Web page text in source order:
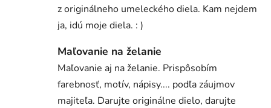
z originálneho umeleckého diela. Kam nejdem
ja, idú moje diela. : )
Maľovanie na želanie
Maľovanie aj na želanie. Prispôsobím
farebnosť, motív, nápisy.... podľa záujmov
majiteľa. Darujte originálne dielo, darujte